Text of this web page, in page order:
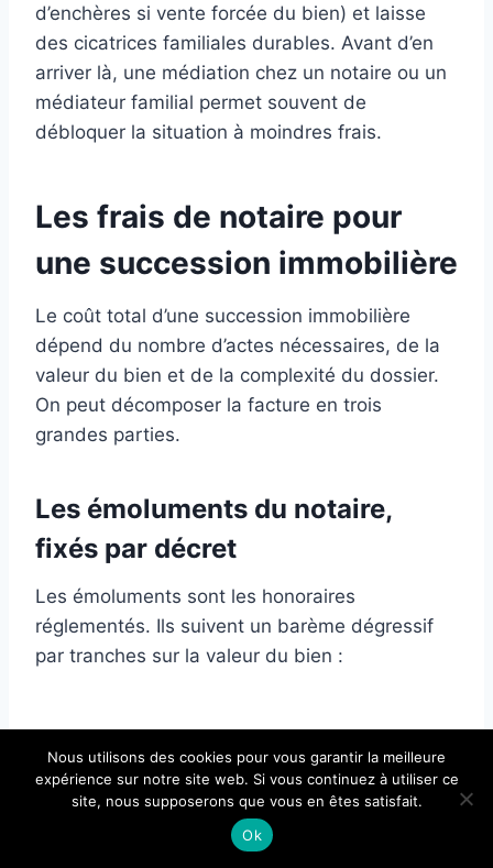
d’enchères si vente forcée du bien) et laisse
des cicatrices familiales durables. Avant d’en
arriver là, une médiation chez un notaire ou un
médiateur familial permet souvent de
débloquer la situation à moindres frais.
Les frais de notaire pour
une succession immobilière
Le coût total d’une succession immobilière
dépend du nombre d’actes nécessaires, de la
valeur du bien et de la complexité du dossier.
On peut décomposer la facture en trois
grandes parties.
Les émoluments du notaire,
fixés par décret
Les émoluments sont les honoraires
réglementés. Ils suivent un barème dégressif
par tranches sur la valeur du bien :
: ce que ça vaut vraiment et comment y
acheter
Nous utilisons des cookies pour vous garantir la meilleure
expérience sur notre site web. Si vous continuez à utiliser ce
site, nous supposerons que vous en êtes satisfait.
Ok